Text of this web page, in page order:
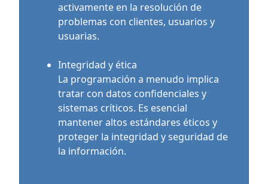
activamente en la resolución de
problemas con clientes, usuarios y
usuarias.
Integridad y ética
La programación a menudo implica
tratar con datos confidenciales y
sistemas críticos. Es esencial
mantener altos estándares éticos y
proteger la integridad y seguridad de
la información.